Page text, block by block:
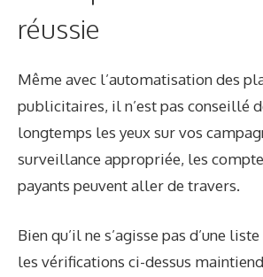
réussie
Même avec l’automatisation des
publicitaires, il n’est pas conseillé
longtemps les yeux sur vos
surveillance appropriée, les
payants peuvent aller de travers.
Bien qu’il ne s’agisse pas d’une
les vérifications ci-dessus